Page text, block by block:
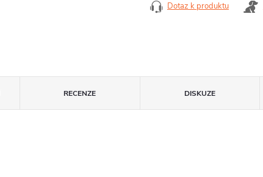
Dotaz k produktu
RECENZE DISKUZE